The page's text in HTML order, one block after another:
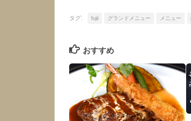
タグ: fujii グランドメニュー メニュー
おすすめ